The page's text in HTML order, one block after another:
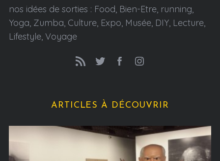
nos idées de sorties : Food, Bien-Etre, running,
Yoga, Zumba, Culture, Expo, Musée, DIY, Lecture,
Lifestyle, Voyage
ARTICLES À DÉCOUVRIR